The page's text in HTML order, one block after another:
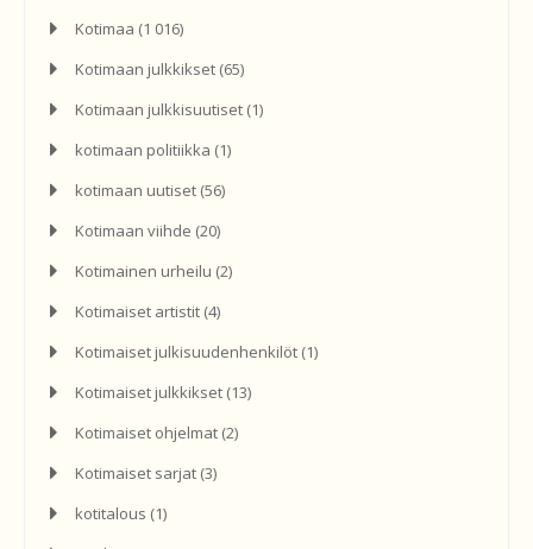
Kotimaa (1 016)
Kotimaan julkkikset (65)
Kotimaan julkkisuutiset (1)
kotimaan politiikka (1)
kotimaan uutiset (56)
Kotimaan viihde (20)
Kotimainen urheilu (2)
Kotimaiset artistit (4)
Kotimaiset julkisuudenhenkilöt (1)
Kotimaiset julkkikset (13)
Kotimaiset ohjelmat (2)
Kotimaiset sarjat (3)
kotitalous (1)